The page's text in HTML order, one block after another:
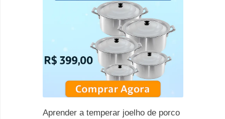
Aprender a temperar joelho de porco